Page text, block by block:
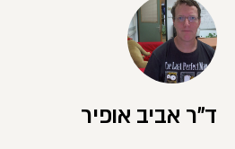
ד"ר אביב אופיר